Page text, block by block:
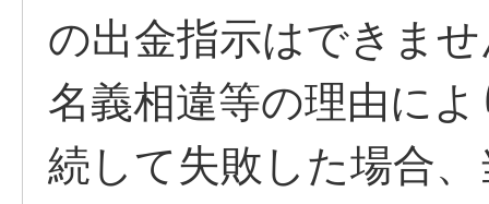
の出金指示はできま
名義相違等の理由に
続して失敗した場合